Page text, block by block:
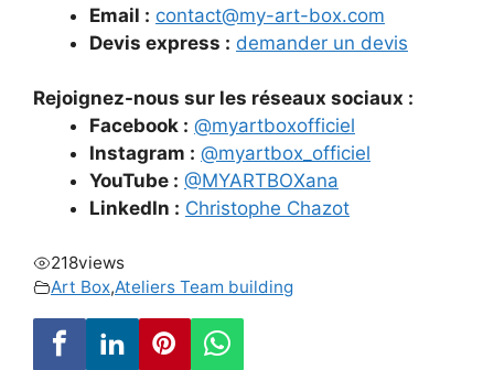
Email : contact@my-art-box.com
Devis express : demander un devis
Rejoignez-nous sur les réseaux sociaux :
Facebook : @myartboxofficiel
Instagram : @myartbox_officiel
YouTube : @MYARTBOXana
LinkedIn : Christophe Chazot
218views
Art Box,Ateliers Team building